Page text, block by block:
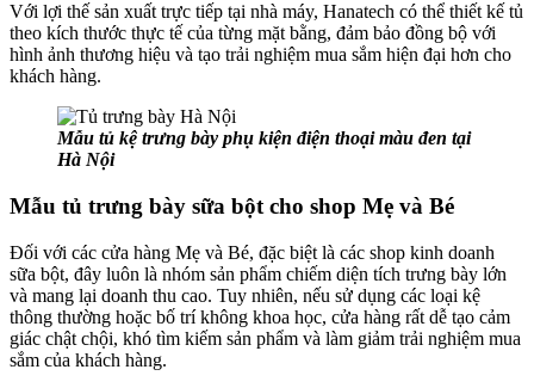
Với lợi thế sản xuất trực tiếp tại nhà máy, Hanatech có thể thiết kế tủ
theo kích thước thực tế của từng mặt bằng, đảm bảo đồng bộ với
hình ảnh thương hiệu và tạo trải nghiệm mua sắm hiện đại hơn cho
khách hàng.
Mẫu tủ kệ trưng bày phụ kiện điện thoại màu đen tại
Hà Nội
Mẫu tủ trưng bày sữa bột cho shop Mẹ và Bé
Đối với các cửa hàng Mẹ và Bé, đặc biệt là các shop kinh doanh
sữa bột, đây luôn là nhóm sản phẩm chiếm diện tích trưng bày lớn
và mang lại doanh thu cao. Tuy nhiên, nếu sử dụng các loại kệ
thông thường hoặc bố trí không khoa học, cửa hàng rất dễ tạo cảm
giác chật chội, khó tìm kiếm sản phẩm và làm giảm trải nghiệm mua
sắm của khách hàng.